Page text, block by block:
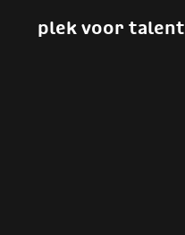
plek voor talent